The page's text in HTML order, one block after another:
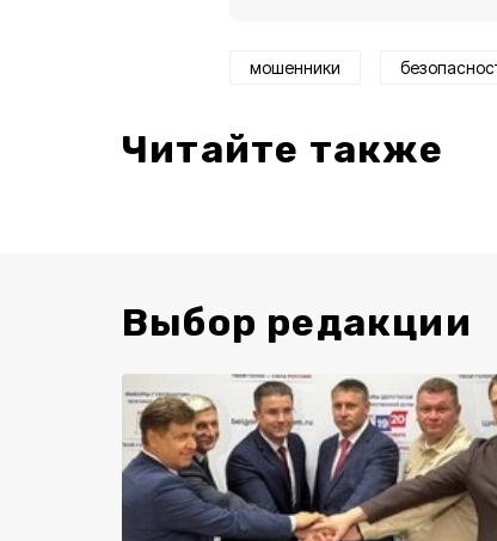
мошенники
Читайте также
Выбор редакции